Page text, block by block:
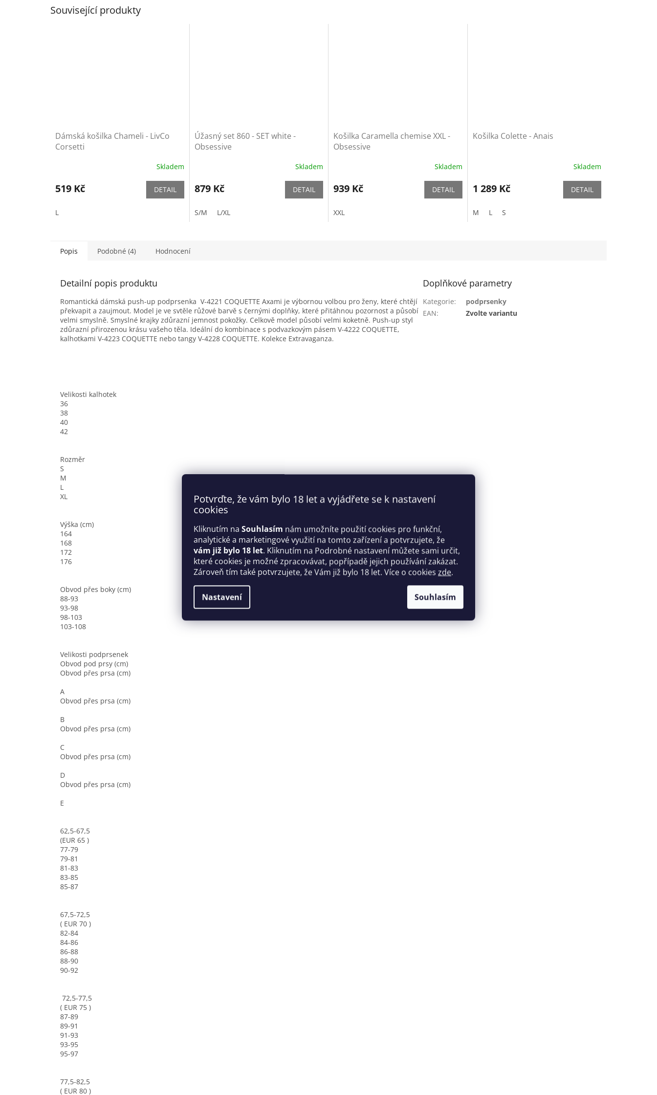
Potvrďte, že vám bylo 18 let a vyjádřete se k nastavení
cookies
Kliknutím na Souhlasím nám umožníte použití cookies pro funkční,
analytické a marketingové využití na tomto zařízení a potvrzujete, že
vám již bylo 18 let. Kliknutím na Podrobné nastavení můžete sami určit,
které cookies je možné zpracovávat, popřípadě jejich používání zakázat.
Zároveň tím také potvrzujete, že Vám již bylo 18 let. Více o cookies zde.
Nastavení Souhlasím
Související produkty
Dámská košilka Chameli - LivCo
Corsetti
Skladem
519 Kč DETAIL
L
Úžasný set 860 - SET white -
Obsessive
Skladem
879 Kč DETAIL
S/M L/XL
Košilka Caramella chemise XXL -
Obsessive
Skladem
939 Kč DETAIL
XXL
Košilka Colette - Anais
Skladem
1 289 Kč DETAIL
M L S
Popis Podobné (4) Hodnocení
Detailní popis produktu
Romantická dámská push-up podprsenka V-4221 COQUETTE Axami je výbornou volbou pro ženy, které chtějí
překvapit a zaujmout. Model je ve svtěle růžové barvě s černými doplňky, které přitáhnou pozornost a působí
velmi smyslně. Smyslné krajky zdůrazní jemnost pokožky. Celkově model působí velmi koketně. Push-up styl
zdůrazní přirozenou krásu vašeho těla. Ideální do kombinace s podvazkovým pásem V-4222 COQUETTE,
kalhotkami V-4223 COQUETTE nebo tangy V-4228 COQUETTE. Kolekce Extravaganza.
Velikosti kalhotek
36
38
40
42
Rozměr
S
M
L
XL
Výška (cm)
164
168
172
176
Obvod přes boky (cm)
88-93
93-98
98-103
103-108
Velikosti podprsenek
Obvod pod prsy (cm)
Obvod přes prsa (cm)
A
Obvod přes prsa (cm)
B
Obvod přes prsa (cm)
C
Obvod přes prsa (cm)
D
Obvod přes prsa (cm)
E
62,5-67,5
(EUR 65 )
77-79
79-81
81-83
83-85
85-87
67,5-72,5
( EUR 70 )
82-84
84-86
86-88
88-90
90-92
72,5-77,5
( EUR 75 )
87-89
89-91
91-93
93-95
95-97
77,5-82,5
( EUR 80 )
Doplňkové parametry
Kategorie:
podprsenky
EAN: Zvolte variantu